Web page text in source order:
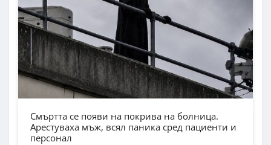
Смъртта се появи на покрива на болница.
Арестуваха мъж, всял паника сред пациенти и
персонал